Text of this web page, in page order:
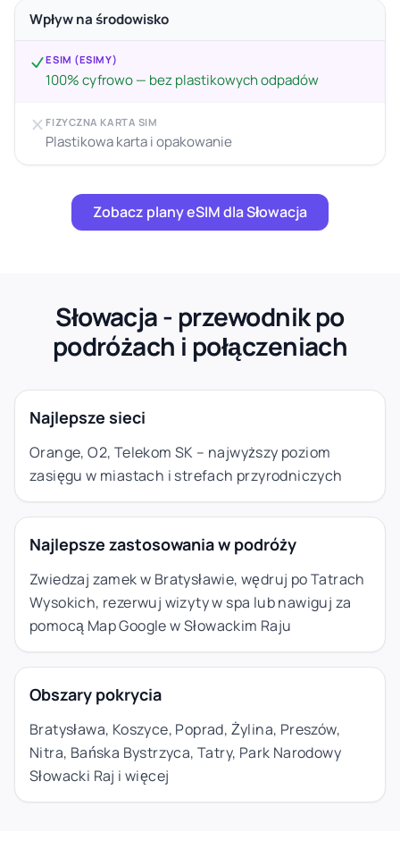
Wpływ na środowisko
ESIM (ESIMY)
100% cyfrowo — bez plastikowych odpadów
FIZYCZNA KARTA SIM
Plastikowa karta i opakowanie
Zobacz plany eSIM dla Słowacja
Słowacja - przewodnik po
podróżach i połączeniach
Najlepsze sieci
Orange, O2, Telekom SK – najwyższy poziom
zasięgu w miastach i strefach przyrodniczych
Najlepsze zastosowania w podróży
Zwiedzaj zamek w Bratysławie, wędruj po Tatrach
Wysokich, rezerwuj wizyty w spa lub nawiguj za
pomocą Map Google w Słowackim Raju
Obszary pokrycia
Bratysława, Koszyce, Poprad, Żylina, Preszów,
Nitra, Bańska Bystrzyca, Tatry, Park Narodowy
Słowacki Raj i więcej